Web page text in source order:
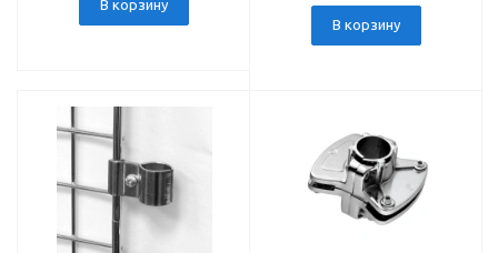
В корзину
В корзину